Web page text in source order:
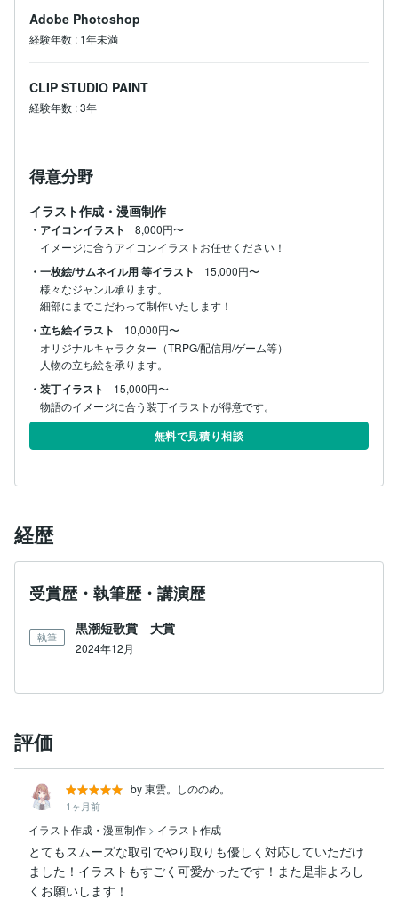
Adobe Photoshop
経験年数 : 1年未満
CLIP STUDIO PAINT
経験年数 :3年
得意分野
イラスト作成・漫画制作
・アイコンイラスト
8,000円〜
・一枚絵/サムネイル用 等イラスト
15,000円〜
様々なジャンル承ります。
・立ち絵イラスト
10,000円〜
オリジナルキャラクター（TRPG/配信用/ゲーム等）
人物の立ち絵を承ります。
・装丁イラスト
15,000円〜
無料で見積り相談
経歴
受賞歴・執筆歴・講演歴
執筆
黒潮短歌賞 大賞
2024年12月
評価
by 東雲。しののめ。
1ヶ月前
イラスト作成・漫画制作 > イラスト作成
とてもスムーズな取引でやり取りも優しく対応していただけ
ました！イラストもすごく可愛かったです！また是非よろし
くお願いします！